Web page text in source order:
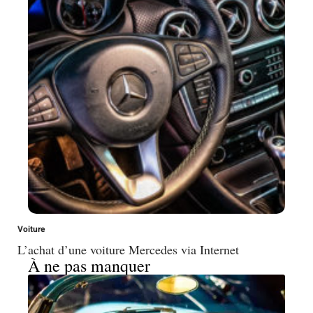
Voiture
L’achat d’une voiture Mercedes via Internet
À ne pas manquer